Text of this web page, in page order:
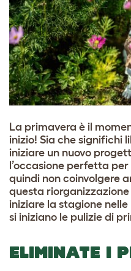
La primavera è il
inizio! Sia che significhi
iniziare un nuovo
l’occasione perfetta
quindi non coinvolgere
questa
iniziare la stagione
si iniziano le pulizie di
ELIMINATE I